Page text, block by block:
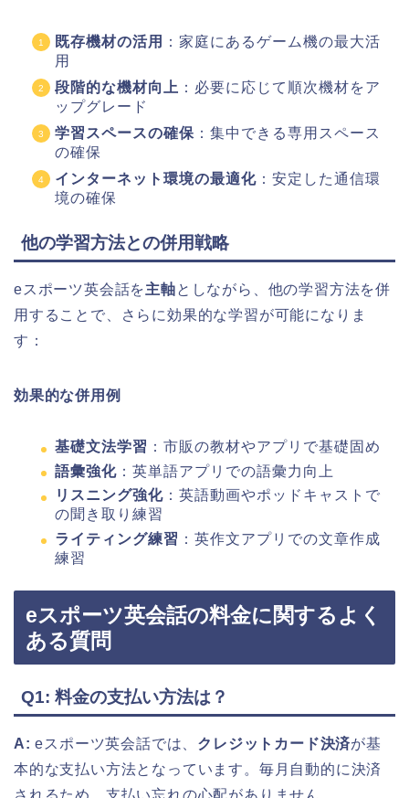
既存機材の活用
：家庭にあるゲーム機の最大活
用
段階的な機材向上 ：必要に応じて順次機材をア
ップグレード
学習スペースの確保 ：集中できる専用スペース
の確保
インターネット環境の最適化 ：安定した通信環
境の確保
他の学習方法との併用戦略
eスポーツ英会話を主軸としながら、他の学習方法を併
用することで、さらに効果的な学習が可能になりま
す：
効果的な併用例
基礎文法学習 ：市販の教材やアプリで基礎固め
語彙強化 ：英単語アプリでの語彙力向上
リスニング強化 ：英語動画やポッドキャストで
の聞き取り練習
ライティング練習 ：英作文アプリでの文章作成
練習
eスポーツ英会話の料金に関するよく
ある質問
Q1: 料金の支払い方法は？
A: eスポーツ英会話では、 クレジットカード決済が基
本的な支払い方法となっています。毎月自動的に決済